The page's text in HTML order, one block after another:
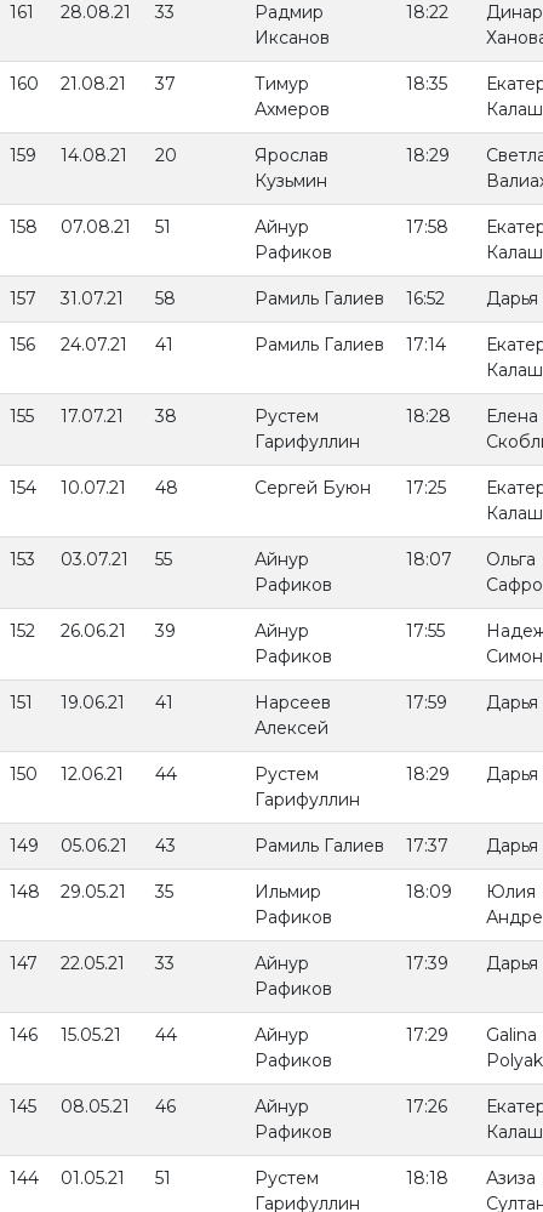
161 28.08.21 33
Радмир
Иксанов
18:22
160 21.08.21 37
Тимур
Ахмеров
18:35
159 14.08.21 20
Ярослав
Кузьмин
18:29
158 07.08.21 51
Айнур
Рафиков
17:58
157 31.07.21 58 Рамиль Галиев 16:52
156 24.07.21 41 Рамиль Галиев 17:14
155 17.07.21 38
Рустем
Гарифуллин
18:28
Елена
154 10.07.21 48 Сергей Буюн 17:25
153 03.07.21 55
Айнур
Рафиков
18:07
Ольга
152 26.06.21 39
Айнур
Рафиков
17:55
151 19.06.21 41
Нарсеев
Алексей
17:59
150 12.06.21 44
Рустем
Гарифуллин
18:29
149 05.06.21 43 Рамиль Галиев 17:37
148 29.05.21 35
Ильмир
Рафиков
18:09
Юлия
147 22.05.21 33
Айнур
Рафиков
17:39
146 15.05.21 44
Айнур
Рафиков
17:29
Galina
145 08.05.21 46
Айнур
Рафиков
17:26
144 01.05.21 51
Рустем
Гарифуллин
18:18
Азиза